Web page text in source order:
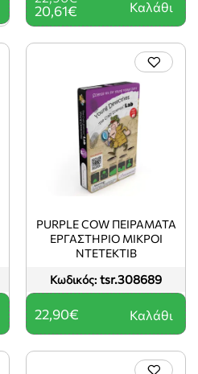
20,61€ Καλάθι
Κωδικός: tsr.308689
PURPLE COW ΠΕΙΡΆΜΑΤΑ
ΕΡΓΑΣΤΉΡΙΟ ΜΙΚΡΟΊ
ΝΤΕΤΈΚΤΙΒ
22,90€ Καλάθι